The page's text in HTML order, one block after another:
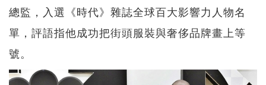
總監，入選《時代》雜誌全球百大影響力人物名
單，評語指他成功把街頭服裝與奢侈品牌畫上等
號。